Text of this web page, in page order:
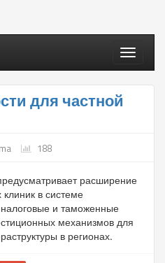
Toggle
для частной
188
расширение
клиник в системе
и таможенные
механизмов для
в регионах.